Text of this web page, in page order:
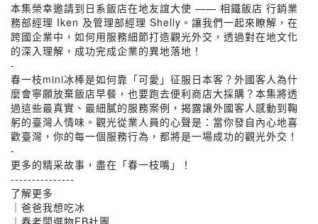
本集榮幸邀請到日系飯店在地友誼大使 —— 相鐵飯店 行銷業
務部經理 Iken 及管理部經理 Shelly。讓我們一起來瞭解，在
跨國企業中，如何用服務細節打造觀光外交，透過對在地文化
的深入理解，成功完成企業的異地落地！
-
春一枝mini冰棒是如何靠「可愛」征服日本客？外國客人為什
麼會寧願放棄飯店早餐，也要跑去便利商店大採購？本集將透
過這些最真實、最細膩的服務案例，揭露讓外國客人感動到鞠
躬的臺灣人情味。觀光從業人員的心聲是：當你發自內心地喜
歡臺灣，你的每一個服務行為，都將是一場成功的觀光外交！
-
更多的精采故事，盡在「春一枝嘴」！
---------------
了解更多
｜爸爸我想吃冰
｜春老闆選物FB社團